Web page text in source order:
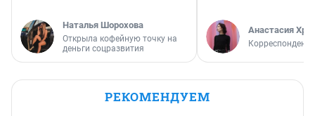
Наталья Шорохова
Открыла кофейную точку на
деньги соцразвития
Анастасия
Корреспондент
РЕКОМЕНДУЕМ